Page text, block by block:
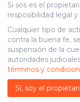
Si sos es el
resposibilidad legal
Cualquier tipo de
contra la buena fe,
suspensión de la
autoridades
términos y
Sí, soy el